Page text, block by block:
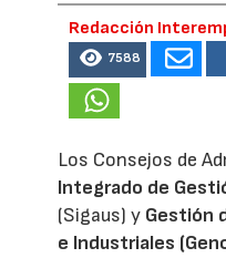
Redacción
7588
Los Consejos de
Integrado de
(Sigaus) y Gestión
e Industriales